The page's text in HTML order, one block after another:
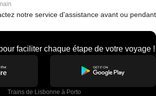
notre service d'assistance avant ou pendant
faciliter chaque étape de votre voyage !
Trains de Lisbonne à Porto